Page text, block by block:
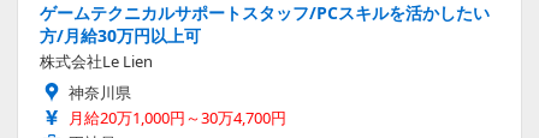
ゲームテクニカルサポートスタッフ/PCスキルを活かしたい
方/月給30万円以上可
株式会社Le Lien
神奈川県
月給20万1,000円～30万4,700円